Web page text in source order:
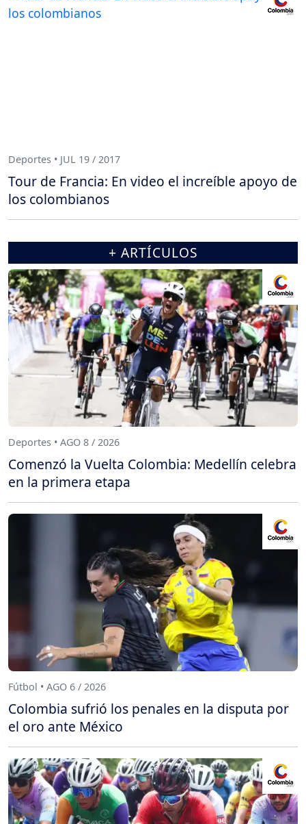
Deportes • JUL 19 / 2017
Tour de Francia: En video el increíble apoyo de
los colombianos
+ ARTÍCULOS
Deportes • AGO 8 / 2026
Comenzó la Vuelta Colombia: Medellín celebra
en la primera etapa
Fútbol • AGO 6 / 2026
Colombia sufrió los penales en la disputa por
el oro ante México